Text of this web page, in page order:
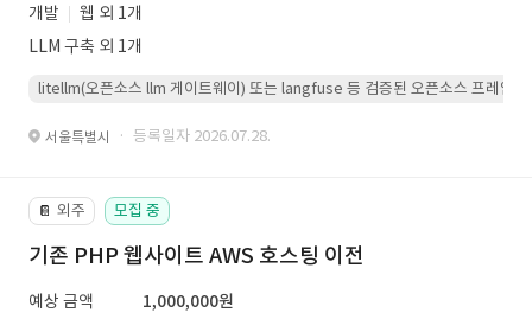
개발
웹 외 1개
LLM 구축 외 1개
litellm(오픈소스 llm 게이트웨이) 또는 langfuse 등 검증된 오픈소스 프레임워
서울특별시 · 등록일자 2026.07.28.
📔 외주 모집 중
기존 PHP 웹사이트 AWS 호스팅 이전
예상 금액
1,000,000원